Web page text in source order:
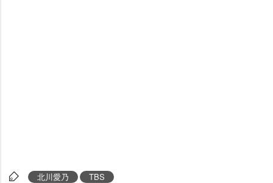
北川愛乃 TBS